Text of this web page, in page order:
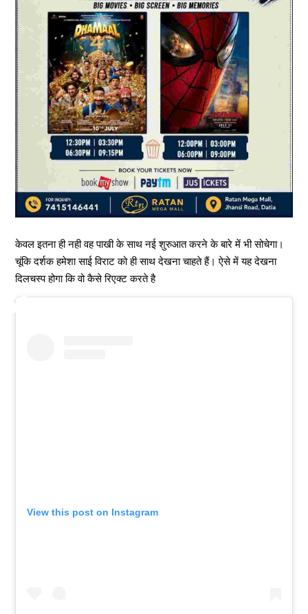
केवल इतना ही नही वह पाखी के साथ नई शुरुआत करने के बारे में भी सोचेगा।
चूंकि दर्शक हमेशा साई विराट को ही साथ देखना चाहते हैं। ऐसे में यह देखना
दिलचस्प होगा कि वो कैसे रिएक्ट करते है
View this post on Instagram